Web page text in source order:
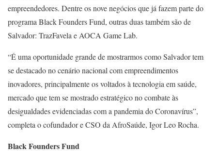
empreendedores. Dentre os nove negócios que já fazem parte do
programa Black Founders Fund, outras duas também são de
Salvador: TrazFavela e AOCA Game Lab.
“É uma oportunidade grande de mostrarmos como Salvador tem
se destacado no cenário nacional com empreendimentos
inovadores, principalmente os voltados à tecnologia em saúde,
mercado que tem se mostrado estratégico no combate às
desigualdades evidenciadas com a pandemia do Coronavírus”,
completa o cofundador e CSO da AfroSaúde, Igor Leo Rocha.
Black Founders Fund